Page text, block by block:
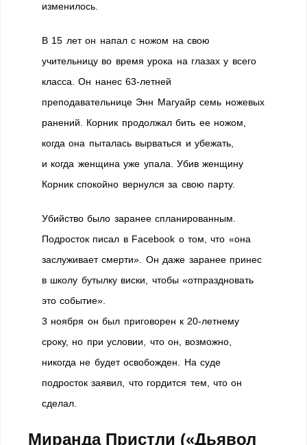
изменилось.
В 15 лет он напал с ножом на свою
учительницу во время урока на глазах у всего
класса. Он нанес 63-летней
преподавательнице Энн Магуайр семь ножевых
ранений. Корник продолжал бить ее ножом,
когда она пыталась вырваться и убежать,
и когда женщина уже упала. Убив женщину
Корник спокойно вернулся за свою парту.
Убийство было заранее спланированным.
Подросток писал в Facebook о том, что «она
заслуживает смерти». Он даже заранее принес
в школу бутылку виски, чтобы «отпраздновать
это событие».
3 ноября он был приговорен к 20-летнему
сроку, но при условии, что он, возможно,
никогда не будет освобожден. На суде
подросток заявил, что гордится тем, что он
сделал.
Миранда Пристли («Дьявол